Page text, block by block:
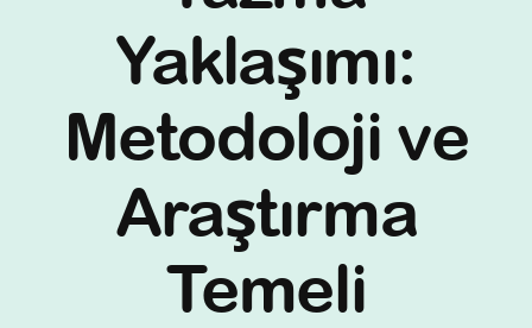
Yaklaşımı:
Metodoloji ve
Araştırma
Temeli